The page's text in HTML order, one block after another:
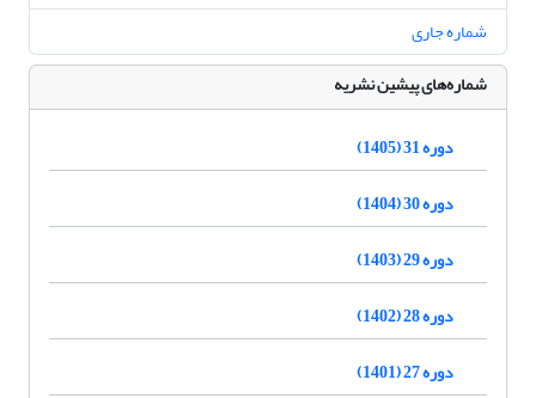
شماره جاری
شماره‌های پیشین نشریه
دوره 31 (1405)
دوره 30 (1404)
دوره 29 (1403)
دوره 28 (1402)
دوره 27 (1401)